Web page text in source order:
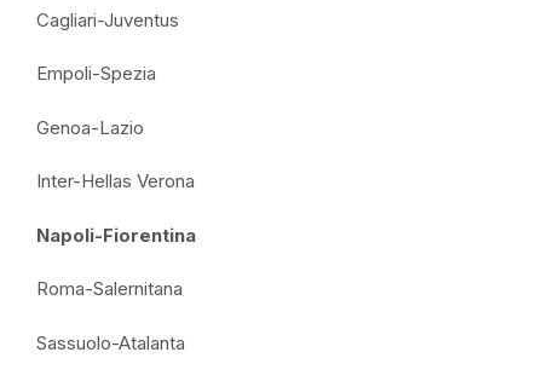
Cagliari-Juventus
Empoli-Spezia
Genoa-Lazio
Inter-Hellas Verona
Napoli-Fiorentina
Roma-Salernitana
Sassuolo-Atalanta